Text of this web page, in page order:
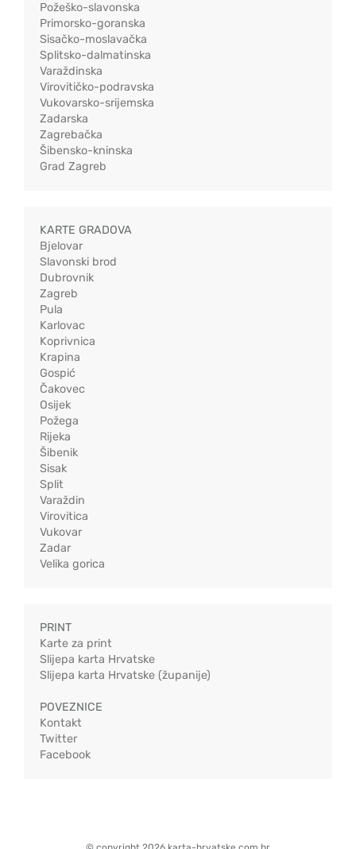
Požeško-slavonska
Primorsko-goranska
Sisačko-moslavačka
Splitsko-dalmatinska
Varaždinska
Virovitičko-podravska
Vukovarsko-srijemska
Zadarska
Zagrebačka
Šibensko-kninska
Grad Zagreb
KARTE GRADOVA
Bjelovar
Slavonski brod
Dubrovnik
Zagreb
Pula
Karlovac
Koprivnica
Krapina
Gospić
Čakovec
Osijek
Požega
Rijeka
Šibenik
Sisak
Split
Varaždin
Virovitica
Vukovar
Zadar
Velika gorica
PRINT
Karte za print
Slijepa karta Hrvatske
Slijepa karta Hrvatske (županije)
POVEZNICE
Kontakt
Twitter
Facebook